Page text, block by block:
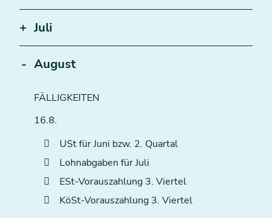
Juli
August
FÄLLIGKEITEN
16.8.
USt für Juni bzw. 2. Quartal
Lohnabgaben für Juli
ESt-Vorauszahlung 3. Viertel
KöSt-Vorauszahlung 3. Viertel